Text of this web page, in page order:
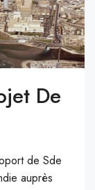
De
de Sde
auprès